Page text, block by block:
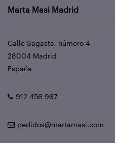
Marta Masi Madrid
Calle Sagasta, número 4
28004 Madrid
España
912 456 967
pedidos@martamasi.com